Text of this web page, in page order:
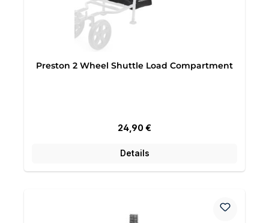
Preston 2 Wheel Shuttle Load Compartment
Regulärer Preis:
24,90 €
Details